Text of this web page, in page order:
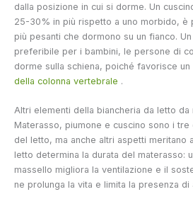
dalla posizione in cui si dorme. Un
25-30% in più rispetto a uno morbido, è
più pesanti che dormono su un fianco.
preferibile per i bambini, le persone di
dorme sulla schiena, poiché favorisce un
della colonna vertebrale .
Altri elementi della biancheria da letto da
Materasso, piumone e cuscino sono i tre
del letto, ma anche altri aspetti meritano
letto determina la durata del materasso:
massello migliora la ventilazione e il
ne prolunga la vita e limita la presenza